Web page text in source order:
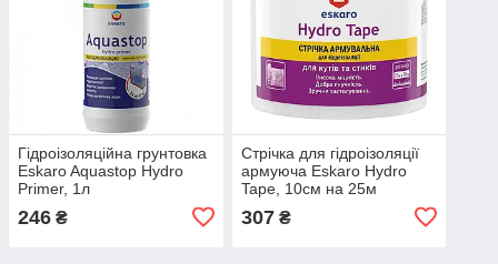
Гідроізоляційна грунтовка
Eskaro Aquastop Hydro
Primer, 1л
246 ₴
Стрічка для гідроізоляції
армуюча Eskaro Hydro
Tape, 10см на 25м
307₴